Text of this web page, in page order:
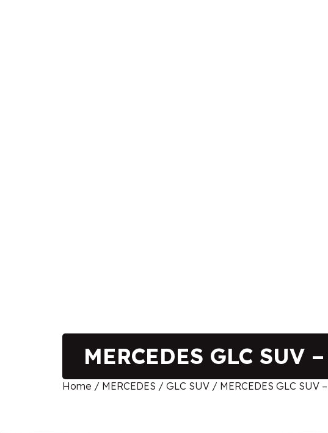
MERCEDES GLC
Home / MERCEDES / GLC SUV / MERCEDES GLC SUV